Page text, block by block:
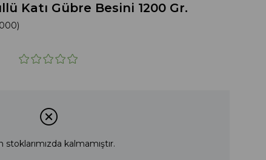
Katı Gübre Besini 1200 Gr.
stoklarımızda kalmamıştır.